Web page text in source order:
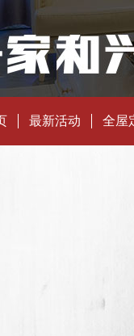
最新活动 全屋